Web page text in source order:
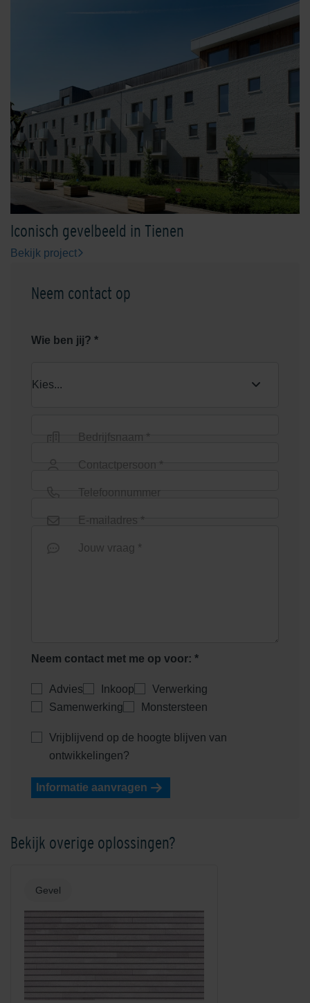
Iconisch gevelbeeld in Tienen
Bekijk project
Neem contact op
Wie ben jij? *
Bedrijfsnaam *
Contactpersoon *
Telefoonnummer
E-mailadres *
Jouw vraag *
Neem contact met me op voor: *
Advies Inkoop
Verwerking
Samenwerking
Monstersteen
Vrijblijvend op de hoogte blijven van
ontwikkelingen?
Informatie aanvragen
Bekijk overige oplossingen?
Gevel